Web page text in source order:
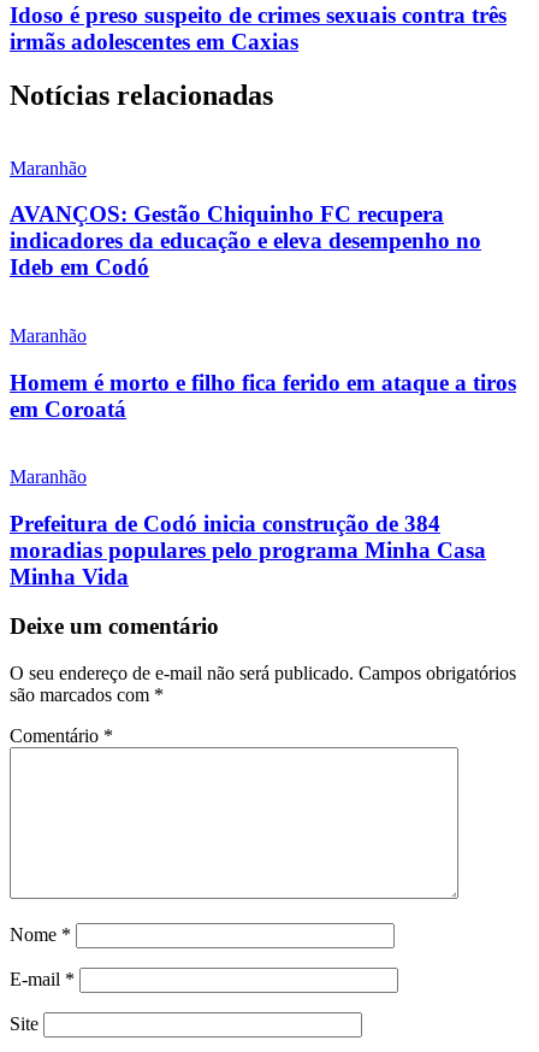
Idoso é preso suspeito de crimes sexuais contra três
irmãs adolescentes em Caxias
Notícias relacionadas
Maranhão
AVANÇOS: Gestão Chiquinho FC recupera
indicadores da educação e eleva desempenho no
Ideb em Codó
Maranhão
Homem é morto e filho fica ferido em ataque a tiros
em Coroatá
Maranhão
Prefeitura de Codó inicia construção de 384
moradias populares pelo programa Minha Casa
Minha Vida
Deixe um comentário
O seu endereço de e-mail não será publicado. Campos obrigatórios
são marcados com *
Comentário *
Nome *
E-mail *
Site